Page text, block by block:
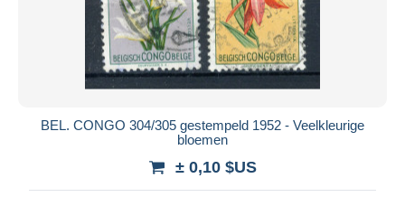
BEL. CONGO 304/305 gestempeld 1952 - Veelkleurige
bloemen
± 0,10 $US